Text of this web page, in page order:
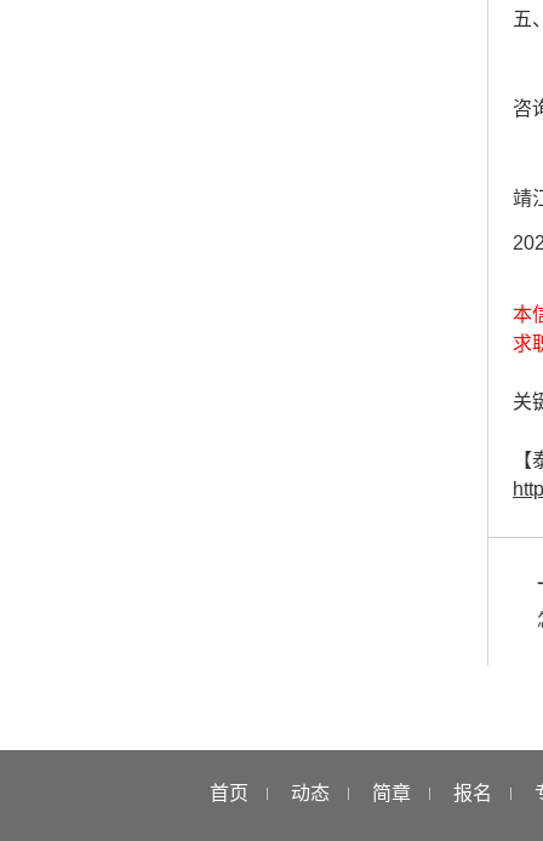
五
咨
靖
本
求
关
首页 动态 简章 报名